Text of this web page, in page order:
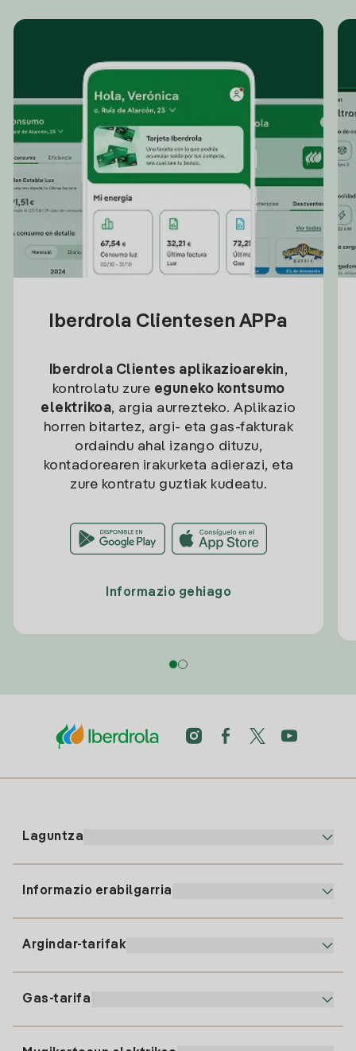
Iberdrola Clientesen APPa
Iberdrola Clientes aplikazioarekin,
kontrolatu zure eguneko kontsumo
elektrikoa, argia aurrezteko. Aplikazio
horren bitartez, argi- eta gas-fakturak
ordaindu ahal izango dituzu,
kontadorearen irakurketa adierazi, eta
zure kontratu guztiak kudeatu.
Informazio gehiago
Laguntza
91 919 52 73
clientes@tuiberdrola.es
Informazio erabilgarria
Argindar-tarifak
Gas-tarifa